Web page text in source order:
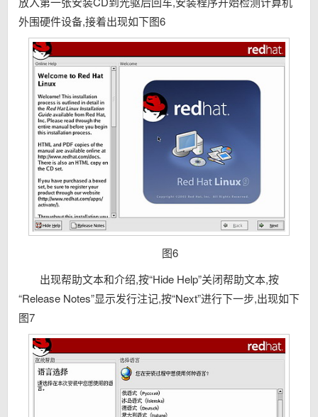
外围硬件设备,接着出现如下图6
图6
出现帮助文本和介绍,按“Hide Help”关闭帮助文本,按
“Release Notes”显示发行注记,按“Next”进行下一步,出现如下
图7